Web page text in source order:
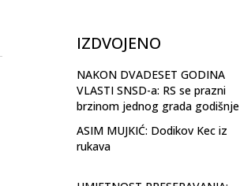
IZDVOJENO
NAKON DVADESET GODINA
VLASTI SNSD-a: RS se prazni
brzinom jednog grada godišnje
ASIM MUJKIĆ: Dodikov Kec iz
rukava